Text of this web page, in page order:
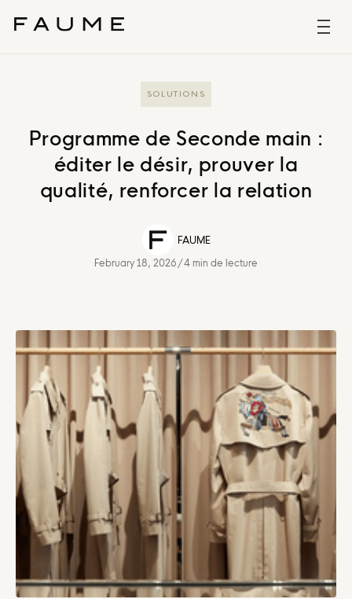
SOLUTIONS
Programme de Seconde main :
éditer le désir, prouver la
qualité, renforcer la relation
FAUME
February 18, 2026 /4 min de lecture